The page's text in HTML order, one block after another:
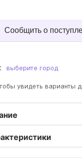
Сообщить о
выберите город
увидеть варианты